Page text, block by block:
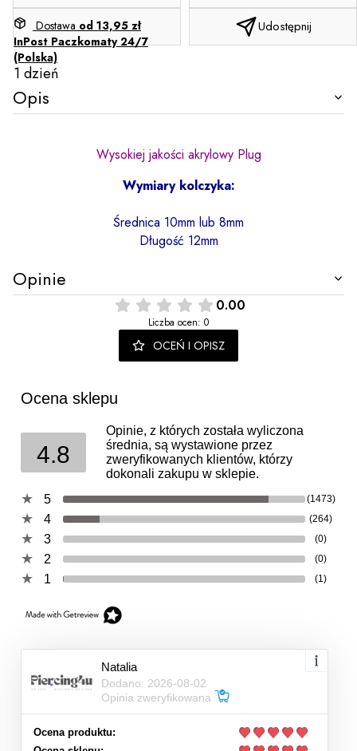
Dostawa od 13,95 zł
InPost Paczkomaty 24/7
(Polska)
1 dzień
Udostępnij
Opis
Wysokiej jakości akrylowy Plug
Wymiary kolczyka:
Średnica 10mm lub 8mm
Długość 12mm
Opinie
0.00
Liczba ocen: 0
OCEŃ I OPISZ
Ocena sklepu
4.8
Opinie, z których została wyliczona
średnia, są wystawione przez
zweryfikowanych klientów, którzy
dokonali zakupu w sklepie.
5
(1473)
4 (264)
3 (0)
2 (0)
1 (1)
Natalia
Dodano: 2026-08-02
Opinia zweryfikowana
Ocena produktu: